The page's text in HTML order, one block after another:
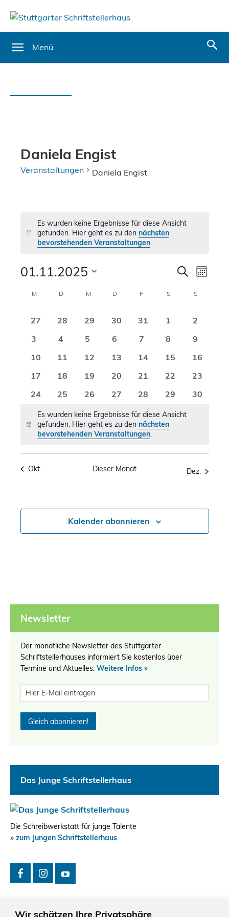
Wir schätzen Ihre Privatsphäre
Menü
Daniela Engist
Veranstaltungen Daniela Engist
Veranstaltungen
Hinweis
Es wurden keine Ergebnisse für diese Ansicht
gefunden. Hier geht es zu den nächsten
bevorstehenden Veranstaltungen.
Suche
SucheMonat
01.11.2025
Kalender
von
Veranstaltungen
M MONTAG
DDIENSTAG
M MITTWOCH
D DONNERSTAG
F FREITAGSSAMSTAG
SSONNTAG
0
27
0
28
0
29
0
30
0
31
0
1
0
2
0
3
0
4
0
5
0
6
0
7
0
8
0
9
0
10
0
11
0
12
0
13
0
14
0
15
0
16
0
17
0
18
0
19
0
20
0
21
0
22
0
23
0
24
0
25
0
26
0
27
0
28
0
29
0
30
Hinweis
Es wurden keine Ergebnisse für diese Ansicht
gefunden. Hier geht es zu den nächsten
bevorstehenden Veranstaltungen.
Okt. Dieser Monat Dez.
Kalender abonnieren
Newsletter
Der monatliche Newsletter des Stuttgarter
Schriftstellerhauses informiert Sie kostenlos über
Termine und Aktuelles. Weitere Infos »
Das Junge Schriftstellerhaus
Die Schreibwerkstatt für junge Talente
» zum Jungen Schriftstellerhaus